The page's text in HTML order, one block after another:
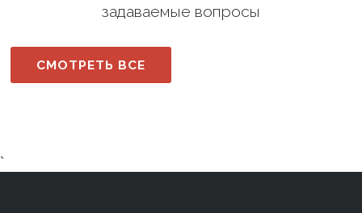
задаваемые вопросы
СМОТРЕТЬ ВСЕ
`